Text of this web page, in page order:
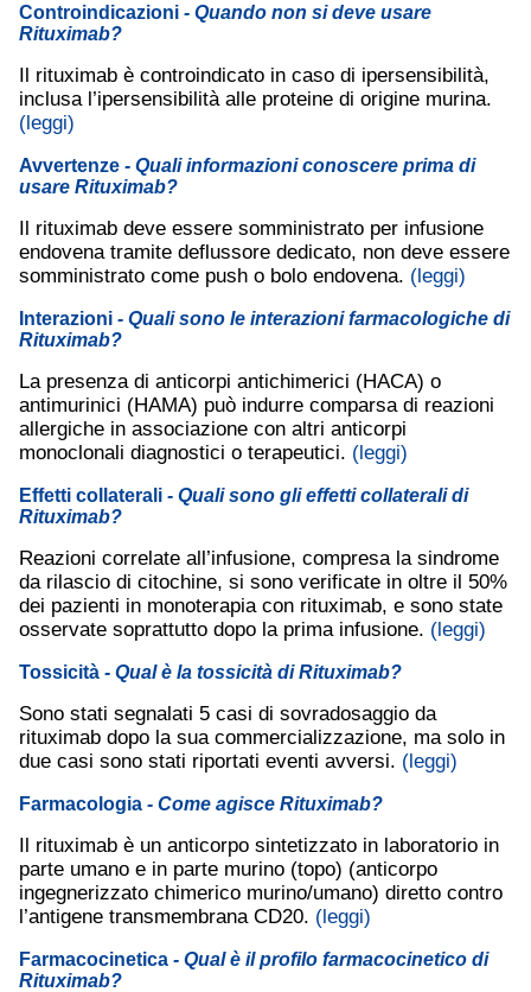
Controindicazioni - Quando non si deve usare
Rituximab?
Il rituximab è controindicato in caso di ipersensibilità,
inclusa l’ipersensibilità alle proteine di origine murina.
(leggi)
Avvertenze - Quali informazioni conoscere prima di
usare Rituximab?
Il rituximab deve essere somministrato per infusione
endovena tramite deflussore dedicato, non deve essere
somministrato come push o bolo endovena. (leggi)
Interazioni - Quali sono le interazioni farmacologiche di
Rituximab?
La presenza di anticorpi antichimerici (HACA) o
antimurinici (HAMA) può indurre comparsa di reazioni
allergiche in associazione con altri anticorpi
monoclonali diagnostici o terapeutici. (leggi)
Effetti collaterali - Quali sono gli effetti collaterali di
Rituximab?
Reazioni correlate all’infusione, compresa la sindrome
da rilascio di citochine, si sono verificate in oltre il 50%
dei pazienti in monoterapia con rituximab, e sono state
osservate soprattutto dopo la prima infusione. (leggi)
Tossicità - Qual è la tossicità di Rituximab?
Sono stati segnalati 5 casi di sovradosaggio da
rituximab dopo la sua commercializzazione, ma solo in
due casi sono stati riportati eventi avversi. (leggi)
Farmacologia - Come agisce Rituximab?
Il rituximab è un anticorpo sintetizzato in laboratorio in
parte umano e in parte murino (topo) (anticorpo
ingegnerizzato chimerico murino/umano) diretto contro
l’antigene transmembrana CD20. (leggi)
Farmacocinetica - Qual è il profilo farmacocinetico di
Rituximab?